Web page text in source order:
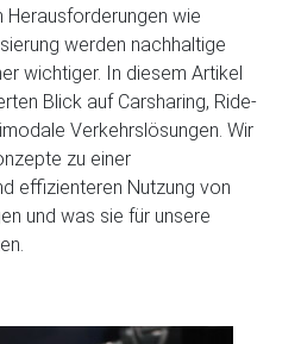
wie
werden nachhaltige
wichtiger. In diesem Artikel
Blick auf Carsharing, Ride-
Verkehrslösungen. Wir
zu einer
effizienteren Nutzung von
und was sie für unsere